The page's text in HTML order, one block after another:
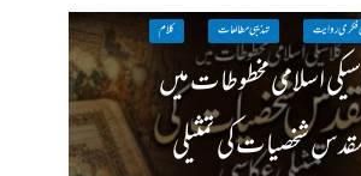
فکری روایت تہذیبی مطالعات کلام
اسلامی مخطوطات میں
شخصیات کی تمثیلی